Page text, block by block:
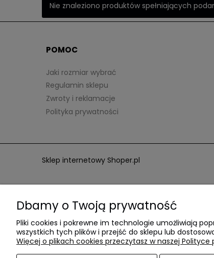
Nie znaleziono produktów spełniających
POMOC
Jaki rozmiar wybrać
Regulamin sklepu
Zwroty i reklamacje
Polityka prywatności
Sklep internetowy Shoper.pl
Dbamy o Twoją prywatność
Pliki cookies i pokrewne im technologie umożliwiają
wszystkich tych plików i przejść do sklepu lub
Więcej o plikach cookies przeczytasz w naszej Polityce